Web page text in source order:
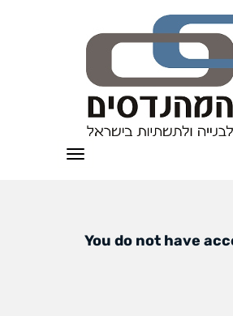
תפריט
You do not have